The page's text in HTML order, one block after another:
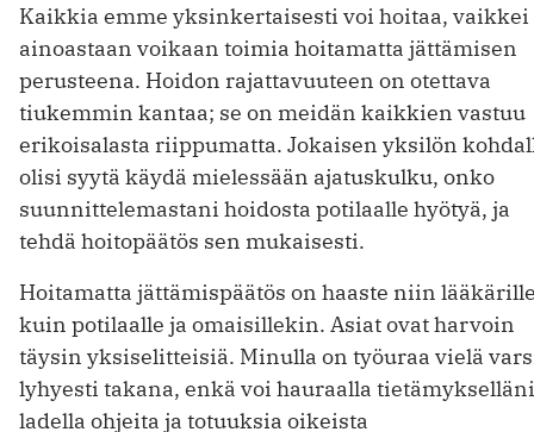
Kaikkia emme yksinkertaisesti voi hoitaa,
ainoastaan voikaan toimia hoitamatta jättämisen
perusteena. Hoidon rajattavuuteen on otettava
tiukemmin kantaa; se on meidän kaikkien vastuu
erikoisalasta riippumatta. Jokaisen yksilön
olisi syytä käydä mielessään ajatuskulku, onko
suunnittelemastani hoidosta potilaalle hyötyä, ja
tehdä hoitopäätös sen mukaisesti.
Hoitamatta jättämispäätös on haaste niin
kuin potilaalle ja omaisillekin. Asiat ovat harvoin
täysin yksiselitteisiä. Minulla on työuraa vielä
lyhyesti takana, enkä voi hauraalla tietämykselläni
ladella ohjeita ja totuuksia oikeista